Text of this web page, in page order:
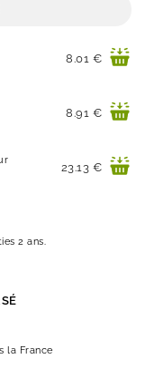
Prix
8.01 €
Prix
8.91 €
Prix
23.13 €
2 ans.
la France